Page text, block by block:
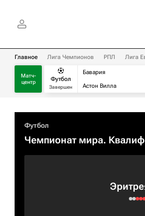
Главное Лига Чемпионов РПЛ Лига
Матч-
центр
Футбол
Завершен
Бавария
Астон Вилла
Футбол
Чемпионат мира.